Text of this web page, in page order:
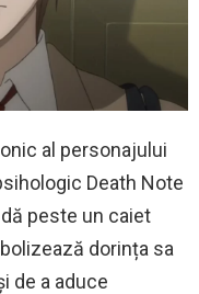
al personajului
Death Note
peste un caiet
dorința sa
de a aduce